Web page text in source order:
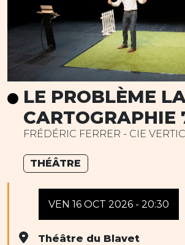
LE PROBLÈME
CARTOGRAPHIE
FRÉDÉRIC FERRER - CIE
THÉÂTRE
VEN 16 OCT 2026 - 20:30
Théâtre du Blavet